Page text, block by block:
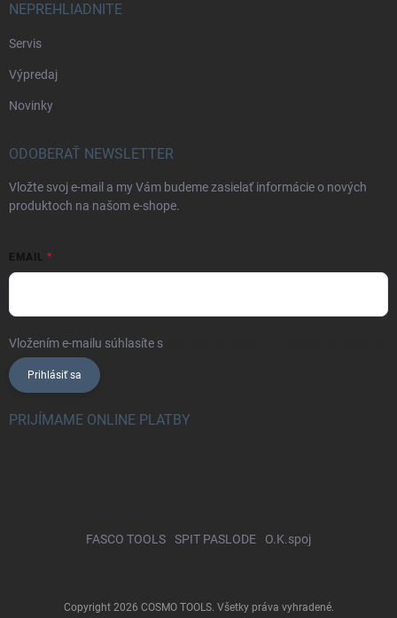
NEPREHLIADNITE
Servis
Výpredaj
Novinky
ODOBERAŤ NEWSLETTER
Vložte svoj e-mail a my Vám budeme zasielať informácie o nových
produktoch na našom e-shope.
EMAIL
Vložením e-mailu súhlasíte s
Prihlásiť sa
PRIJÍMAME ONLINE PLATBY
FASCO TOOLS SPIT PASLODE O.K.spoj
Copyright 2026 COSMO TOOLS. Všetky práva vyhradené.